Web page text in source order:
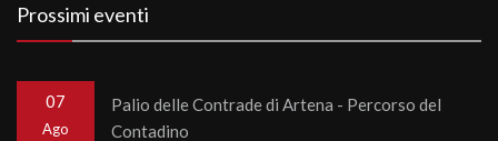
Prossimi eventi
07
Ago
Palio delle Contrade di Artena - Percorso del
Contadino